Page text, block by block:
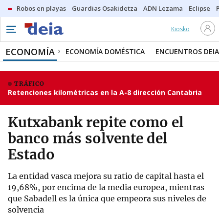
Robos en playas Guardias Osakidetza ADN Lezama Eclipse
Kiosko
ECONOMÍA ECONOMÍA DOMÉSTICA ENCUENTROS DEIA
TRÁFICO
Retenciones kilométricas en la A-8 dirección Cantabria
Kutxabank repite como el
banco más solvente del
Estado
La entidad vasca mejora su ratio de capital hasta el
19,68%, por encima de la media europea, mientras
que Sabadell es la única que empeora sus niveles de
solvencia